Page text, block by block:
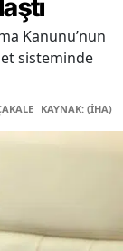
Kanunu’nun
sisteminde
KAYNAK: (İHA)